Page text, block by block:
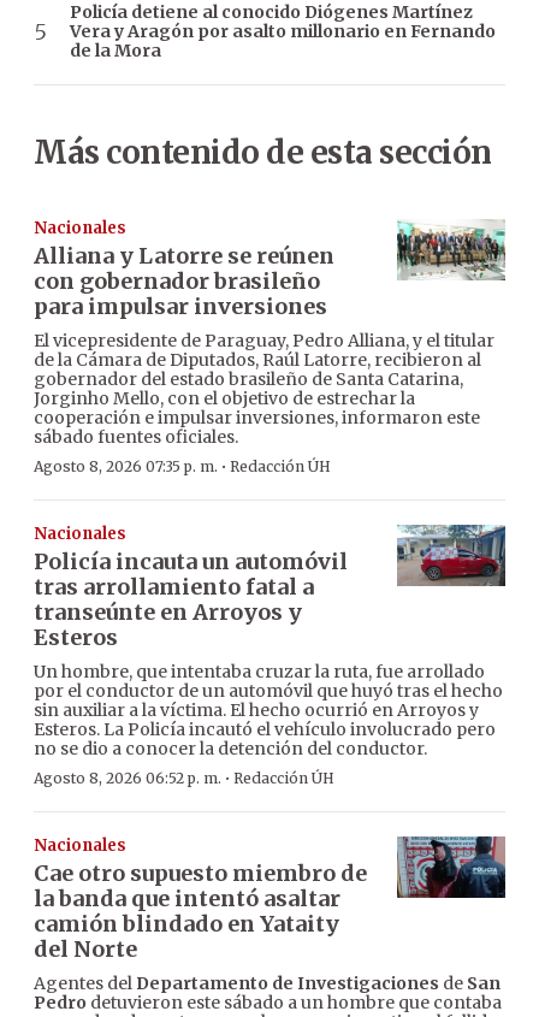
Policía detiene al conocido Diógenes Martínez
Vera y Aragón por asalto millonario en Fernando
de la Mora
Más contenido de esta sección
Nacionales
Alliana y Latorre se reúnen
con gobernador brasileño
para impulsar inversiones
El vicepresidente de Paraguay, Pedro Alliana, y el titular
de la Cámara de Diputados, Raúl Latorre, recibieron al
gobernador del estado brasileño de Santa Catarina,
Jorginho Mello, con el objetivo de estrechar la
cooperación e impulsar inversiones, informaron este
sábado fuentes oficiales.
Agosto 8, 2026 07:35 p. m. · Redacción ÚH
Nacionales
Policía incauta un automóvil
tras arrollamiento fatal a
transeúnte en Arroyos y
Esteros
Un hombre, que intentaba cruzar la ruta, fue arrollado
por el conductor de un automóvil que huyó tras el hecho
sin auxiliar a la víctima. El hecho ocurrió en Arroyos y
Esteros. La Policía incautó el vehículo involucrado pero
no se dio a conocer la detención del conductor.
Agosto 8, 2026 06:52 p. m. · Redacción ÚH
Nacionales
Cae otro supuesto miembro de
la banda que intentó asaltar
camión blindado en Yataity
del Norte
Agentes del Departamento de Investigaciones de San
Pedro detuvieron este sábado a un hombre que contaba